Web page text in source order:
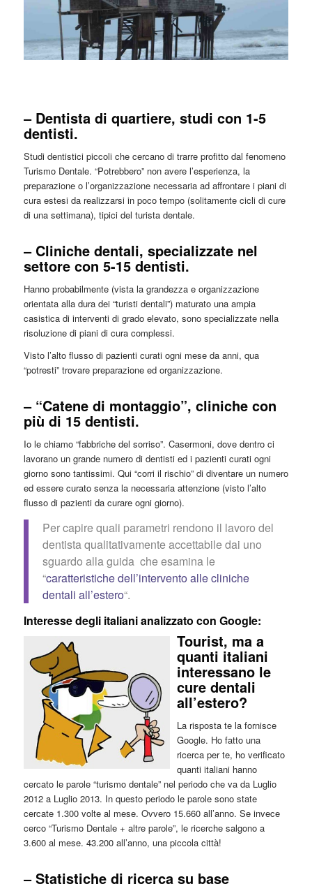
– Dentista di quartiere, studi con 1-5
dentisti.
Studi dentistici piccoli che cercano di trarre profitto dal fenomeno
Turismo Dentale. “Potrebbero” non avere l’esperienza, la
preparazione o l’organizzazione necessaria ad affrontare i piani di
cura estesi da realizzarsi in poco tempo (solitamente cicli di cure
di una settimana), tipici del turista dentale.
– Cliniche dentali, specializzate nel
settore con 5-15 dentisti.
Hanno probabilmente (vista la grandezza e organizzazione
orientata alla dura dei “turisti dentali”) maturato una ampia
casistica di interventi di grado elevato, sono specializzate nella
risoluzione di piani di cura complessi.
Visto l’alto flusso di pazienti curati ogni mese da anni, qua
“potresti” trovare preparazione ed organizzazione.
– “Catene di montaggio”, cliniche con
più di 15 dentisti.
Io le chiamo “fabbriche del sorriso”. Casermoni, dove dentro ci
lavorano un grande numero di dentisti ed i pazienti curati ogni
giorno sono tantissimi. Qui “corri il rischio” di diventare un numero
ed essere curato senza la necessaria attenzione (visto l’alto
flusso di pazienti da curare ogni giorno).
Per capire quali parametri rendono il lavoro del
dentista qualitativamente accettabile dai uno
sguardo alla guida che esamina le
“caratteristiche dell’intervento alle cliniche
dentali all’estero“.
Interesse degli italiani analizzato con Google:
Tourist, ma a
quanti italiani
interessano le
cure dentali
all’estero?
La risposta te la fornisce
Google. Ho fatto una
ricerca per te, ho verificato
quanti italiani hanno
cercato le parole “turismo dentale” nel periodo che va da Luglio
2012 a Luglio 2013. In questo periodo le parole sono state
cercate 1.300 volte al mese. Ovvero 15.660 all’anno. Se invece
cerco “Turismo Dentale + altre parole”, le ricerche salgono a
3.600 al mese. 43.200 all’anno, una piccola città!
– Statistiche di ricerca su base